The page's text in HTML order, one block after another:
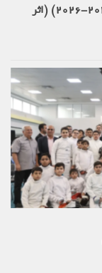
قوانین تکنیکی فدراسیون جهانی شمشیربازی (2025-2026) (اثر